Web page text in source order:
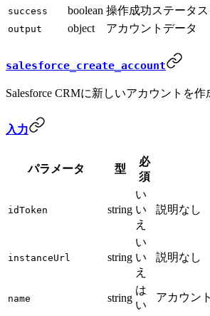
success boolean 操作成功ステータス
output object アカウントデータ
salesforce_create_account
Salesforce CRMに新しいアカウントを作
入力
パラメータ 型
必
須
idToken string
い
い
え
説明なし
instanceUrl string
い
い
え
説明なし
name string
は
い
アカウン